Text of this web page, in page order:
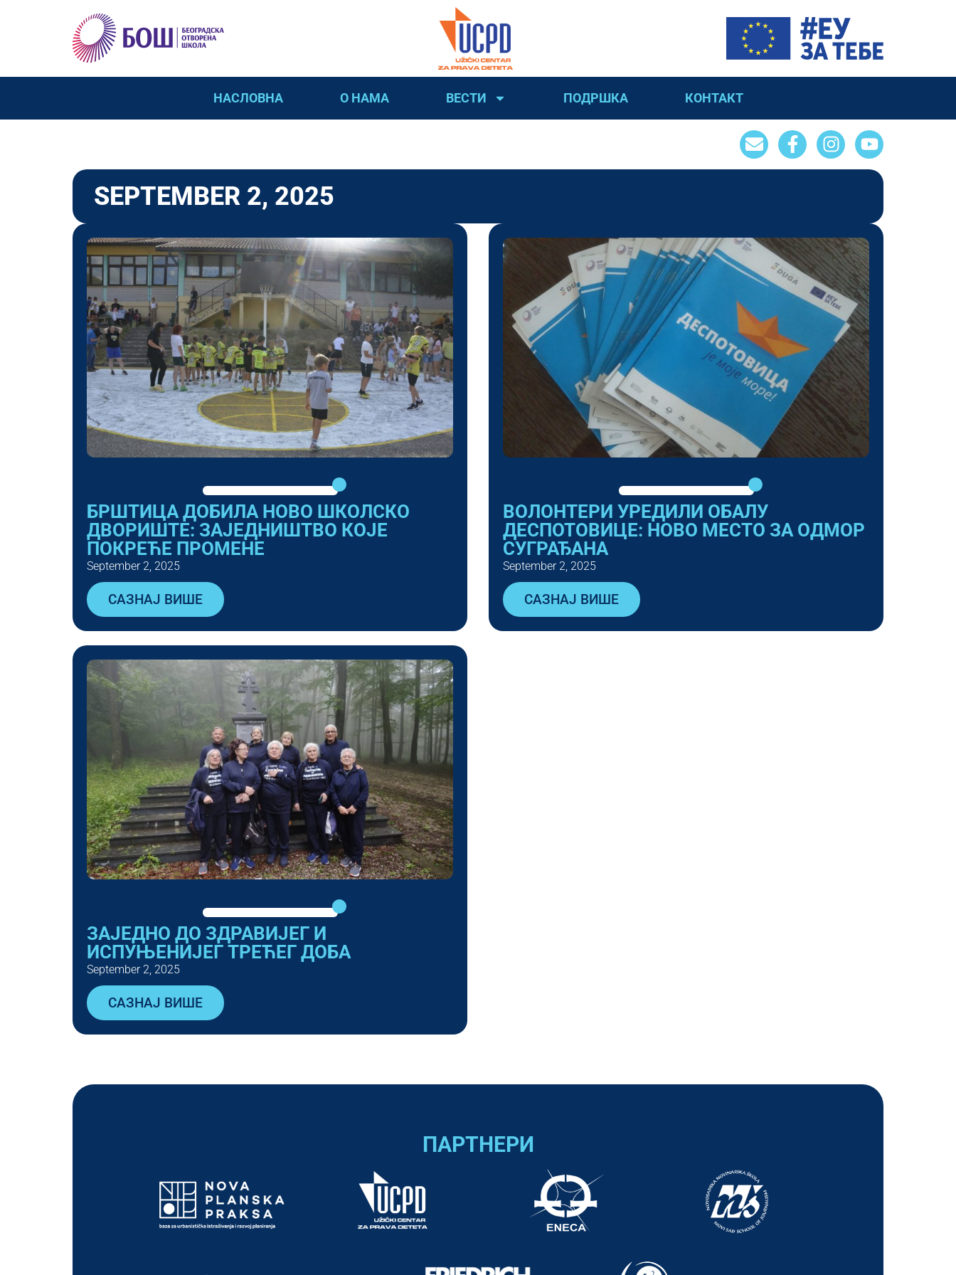
НАСЛОВНА О НАМА ВЕСТИ ПОДРШКА КОНТАКТ
SEPTEMBER 2, 2025
БРШТИЦА ДОБИЛА НОВО ШКОЛСКО
ДВОРИШТЕ: ЗАЈЕДНИШТВО КОЈЕ
ПОКРЕЋЕ ПРОМЕНЕ
September 2, 2025
САЗНАЈ ВИШЕ
ВОЛОНТЕРИ УРЕДИЛИ ОБАЛУ
ДЕСПОТОВИЦЕ: НОВО МЕСТО ЗА ОДМОР
СУГРАЂАНА
September 2, 2025
САЗНАЈ ВИШЕ
ЗАЈЕДНО ДО ЗДРАВИЈЕГ И
ИСПУЊЕНИЈЕГ ТРЕЋЕГ ДОБА
September 2, 2025
САЗНАЈ ВИШЕ
ПАРТНЕРИ